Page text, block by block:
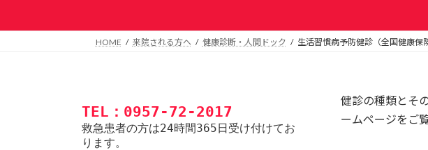
プ
動
HOME 来院される方へ 健康診断・人間ドック 生活習慣病予防健診（全国健康保
健診の種類とそ
ームページをご
TEL：0957-72-2017
救急患者の方は24時間365日受け付けてお
ります。